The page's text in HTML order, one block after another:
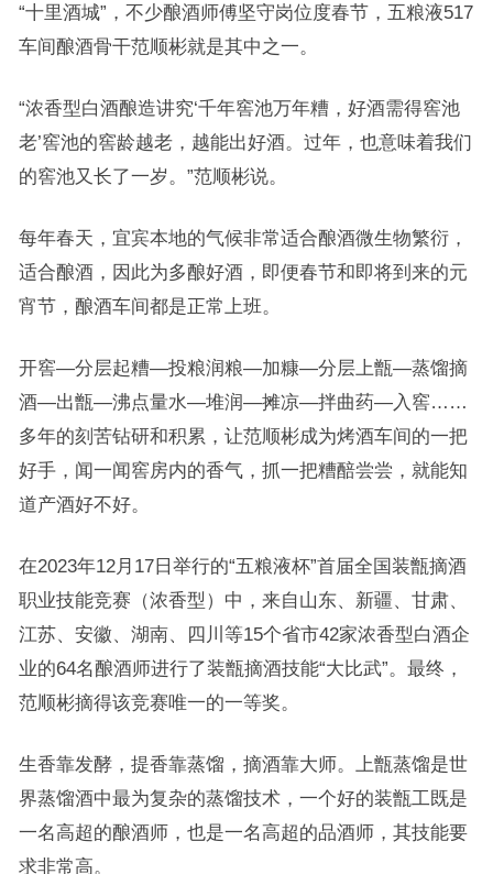
“十里酒城”，不少酿酒师傅坚守岗位度春节，五粮液517
车间酿酒骨干范顺彬就是其中之一。
“浓香型白酒酿造讲究‘千年窖池万年糟，好酒需得窖池
老’窖池的窖龄越老，越能出好酒。过年，也意味着我们
的窖池又长了一岁。”范顺彬说。
每年春天，宜宾本地的气候非常适合酿酒微生物繁衍，
适合酿酒，因此为多酿好酒，即便春节和即将到来的元
宵节，酿酒车间都是正常上班。
开窖—分层起糟—投粮润粮—加糠—分层上甑—蒸馏摘
酒—出甑—沸点量水—堆润—摊凉—拌曲药—入窖……
多年的刻苦钻研和积累，让范顺彬成为烤酒车间的一把
好手，闻一闻窖房内的香气，抓一把糟醅尝尝，就能知
道产酒好不好。
在2023年12月17日举行的“五粮液杯”首届全国装甑摘酒
职业技能竞赛（浓香型）中，来自山东、新疆、甘肃、
江苏、安徽、湖南、四川等15个省市42家浓香型白酒企
业的64名酿酒师进行了装甑摘酒技能“大比武”。最终，
范顺彬摘得该竞赛唯一的一等奖。
生香靠发酵，提香靠蒸馏，摘酒靠大师。上甑蒸馏是世
界蒸馏酒中最为复杂的蒸馏技术，一个好的装甑工既是
一名高超的酿酒师，也是一名高超的品酒师，其技能要
求非常高。